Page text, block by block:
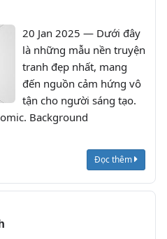
20 Jan 2025 — Dưới đây
là những mẫu nền truyện
tranh đẹp nhất, mang
đến nguồn cảm hứng vô
tận cho người sáng tạo.
Background
Đọc thêm